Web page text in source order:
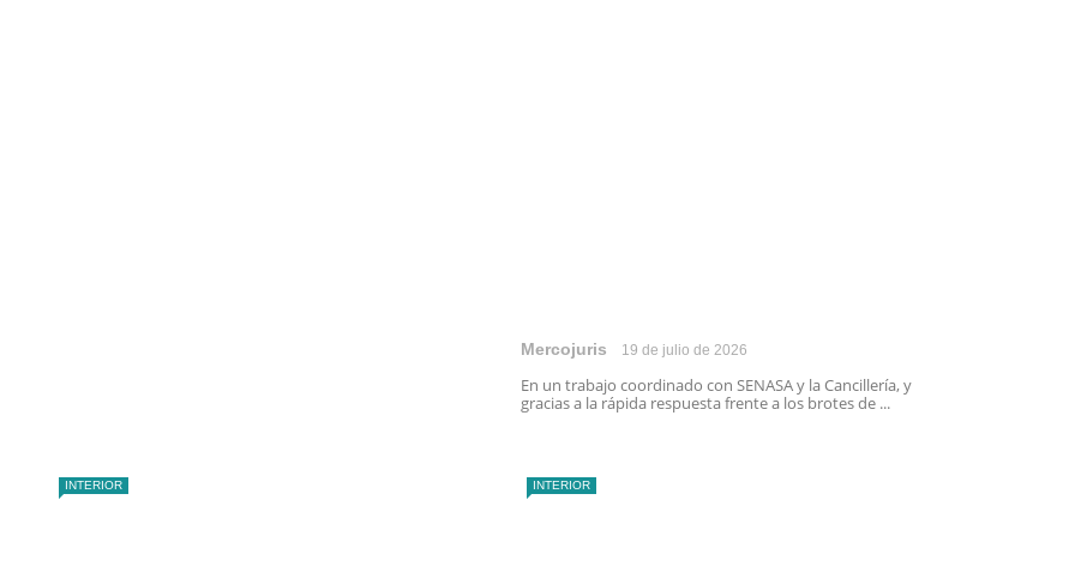
Mercojuris 19 de julio de 2026
En un trabajo coordinado con SENASA y la Cancillería, y
gracias a la rápida respuesta frente a los brotes de ...
INTERIOR INTERIOR